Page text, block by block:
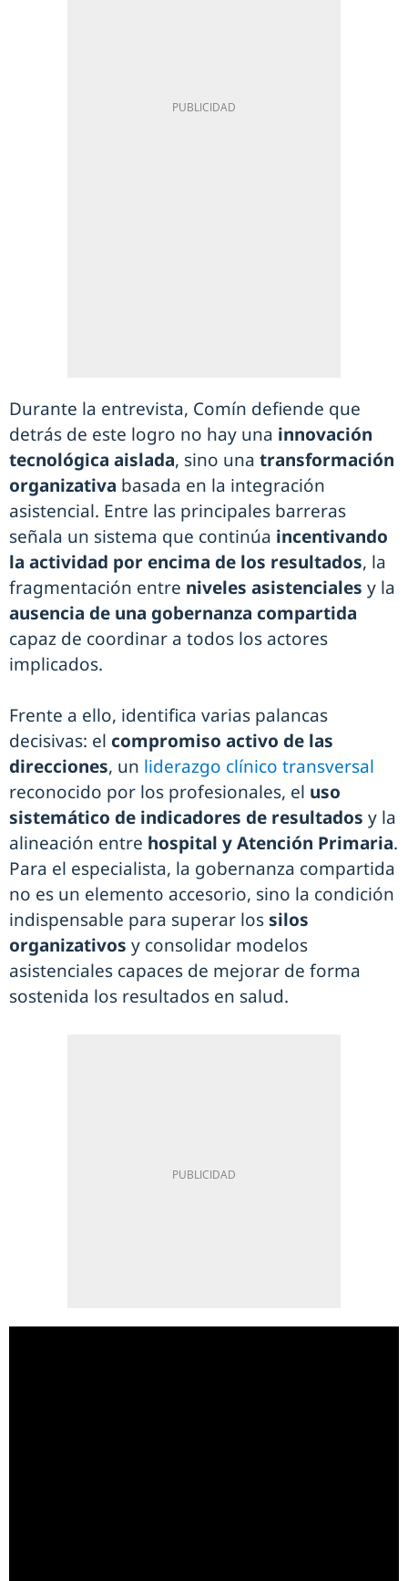
Durante la entrevista, Comín defiende que
detrás de este logro no hay una innovación
tecnológica aislada, sino una transformación
organizativa basada en la integración
asistencial. Entre las principales barreras
señala un sistema que continúa incentivando
la actividad por encima de los resultados, la
fragmentación entre niveles asistenciales y la
ausencia de una gobernanza compartida
capaz de coordinar a todos los actores
implicados.
Frente a ello, identifica varias palancas
decisivas: el compromiso activo de las
direcciones, un liderazgo clínico transversal
reconocido por los profesionales, el uso
sistemático de indicadores de resultados y la
alineación entre hospital y Atención Primaria.
Para el especialista, la gobernanza compartida
no es un elemento accesorio, sino la condición
indispensable para superar lossilos
organizativos y consolidar modelos
asistenciales capaces de mejorar de forma
sostenida los resultados en salud.